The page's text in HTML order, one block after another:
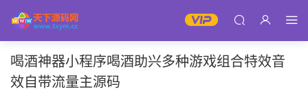
喝酒神器小程序喝酒助兴多种游戏组合特效音
效自带流量主源码